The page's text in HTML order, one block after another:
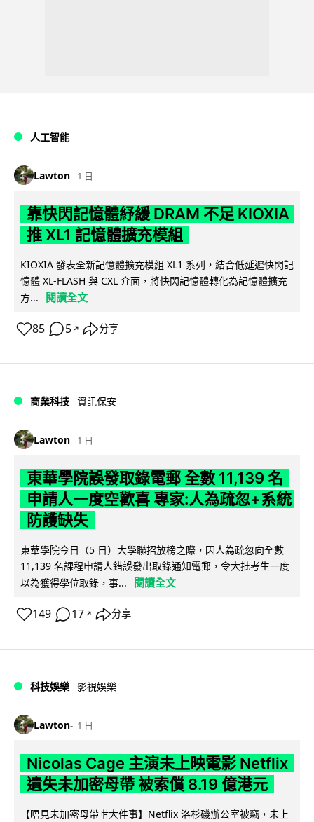
人工智能
Lawton 1 日
靠快閃記憶體紓緩 DRAM 不足 KIOXIA
推 XL1 記憶體擴充模組
KIOXIA 發表全新記憶體擴充模組 XL1 系列，結合低延遲快閃記
憶體 XL-FLASH 與 CXL 介面，將快閃記憶體轉化為記憶體擴充
方...
閱讀全文
85 5 ↗ 分享
商業科技 資訊保安
Lawton 1 日
東華學院誤發取錄電郵 全數 11,139 名
申請人一度空歡喜 專家:人為疏忽+系統
防護缺失
東華學院今日（5 日）大學聯招放榜之際，因人為疏忽向全數
11,139 名課程申請人錯誤發出取錄通知電郵，令大批考生一度
以為獲得學位取錄，事...
閱讀全文
149 17 ↗ 分享
科技娛樂 影視娛樂
Lawton 1 日
Nicolas Cage 主演未上映電影 Netflix
遺失未加密母帶 被索償 8.19 億港元
【唔見未加密母帶咁大件事】Netflix 洛杉磯辦公室被竊，未上